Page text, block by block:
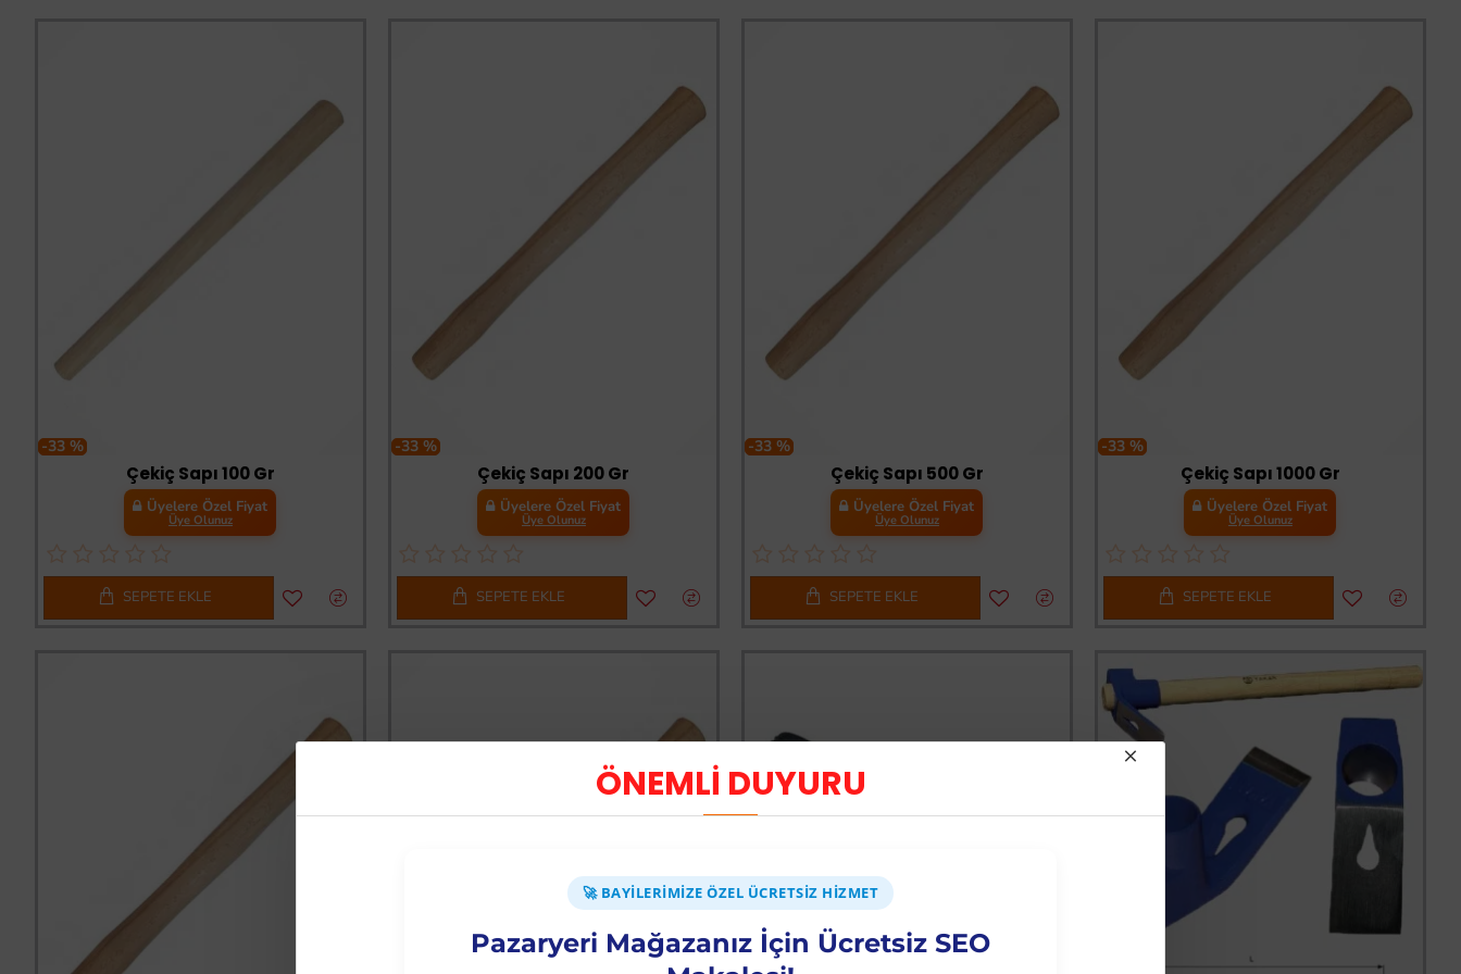
ÖNEMLİ DUYURU
🚀 BAYILERIMIZE ÖZEL ÜCRETSIZ HIZMET
Pazaryeri Mağazanız İçin Ücretsiz SEO
-33 %
Çekiç Sapı 100 Gr
Üyelere Özel Fiyat
Üye Olunuz
SEPETE EKLE
-33 %
Çekiç Sapı 200 Gr
Üyelere Özel Fiyat
Üye Olunuz
SEPETE EKLE
-33 %
Çekiç Sapı 500 Gr
Üyelere Özel Fiyat
Üye Olunuz
SEPETE EKLE
-33 %
Çekiç Sapı 1000 Gr
Üyelere Özel Fiyat
Üye Olunuz
SEPETE EKLE